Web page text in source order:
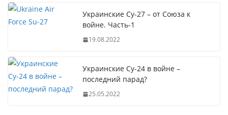
Украинские Су-27 – от Союза к
войне. Часть-1
19.08.2022
Украинские Су-24 в войне –
последний парад?
25.05.2022